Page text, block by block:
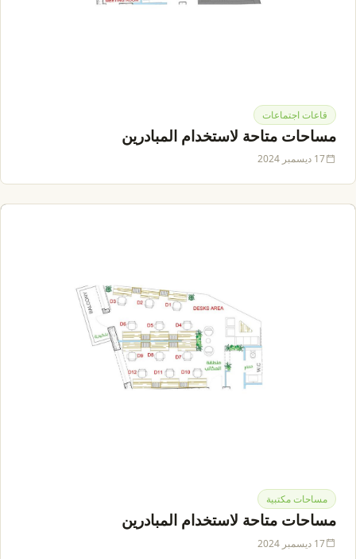
قاعات اجتماعات
مساحات متاحة لاستخدام المبادرين
17 ديسمبر 2024
مساحات مكتبية
مساحات متاحة لاستخدام المبادرين
17 ديسمبر 2024